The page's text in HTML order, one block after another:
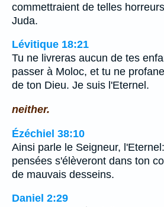
commettraient de telles
Juda.
Lévitique 18:21
Tu ne livreras aucun de tes
passer à Moloc, et tu ne
de ton Dieu. Je suis l'Eternel.
neither.
Ézéchiel 38:10
Ainsi parle le Seigneur,
pensées s'élèveront dans ton
de mauvais desseins.
Daniel 2:29